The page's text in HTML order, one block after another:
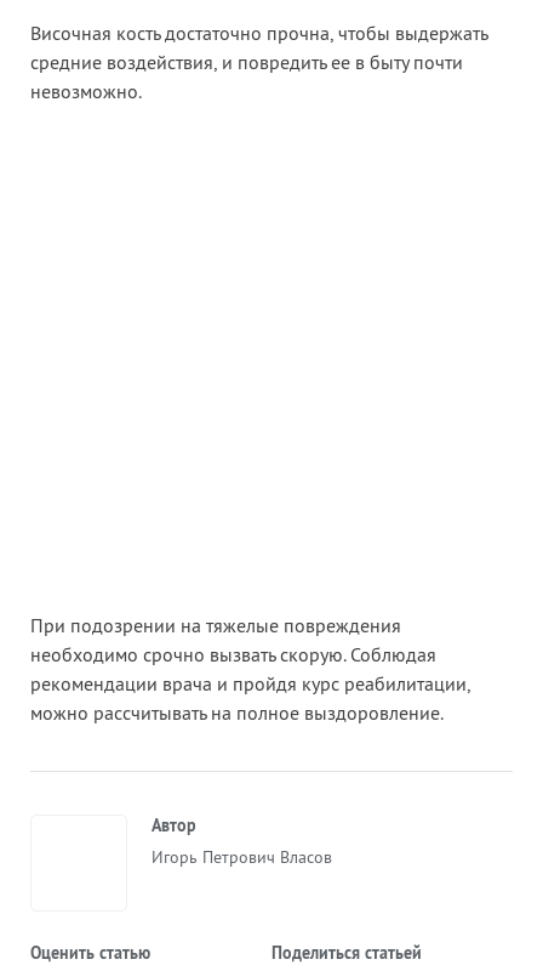
Височная кость достаточно прочна, чтобы выдержать
средние воздействия, и повредить ее в быту почти
невозможно.
При подозрении на тяжелые повреждения
необходимо срочно вызвать скорую. Соблюдая
рекомендации врача и пройдя курс реабилитации,
можно рассчитывать на полное выздоровление.
Автор
Игорь Петрович Власов
Оценить статью Поделиться статьей